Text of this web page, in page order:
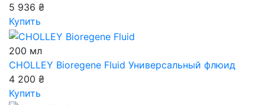
5 936 ₴
Купить
200 мл
CHOLLEY Bioregene Fluid Универсальный флюид
4 200 ₴
Купить